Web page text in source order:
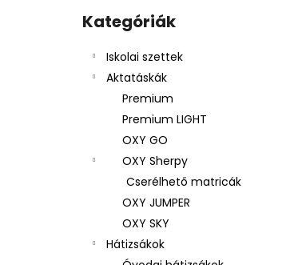
Kategóriák
átugrása
Kategóriák
Iskolai szettek
Aktatáskák
Premium
Premium LIGHT
OXY GO
OXY Sherpy
Cserélhető matricák
OXY JUMPER
OXY SKY
Hátizsákok
UZSONNÁS DOBOZ REKESSZEL LÓ